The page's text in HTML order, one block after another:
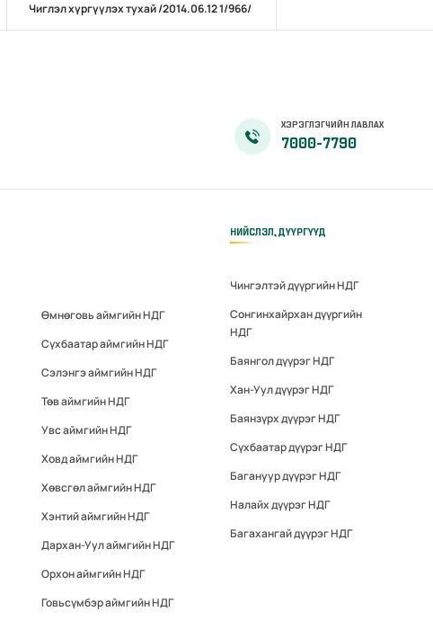
Чиглэл хүргүүлэх тухай /2014.06.12 1/966/
ХЭРЭГЛЭГЧИЙН ЛАВЛАХ
7000-7790
Өмнөговь аймгийн НДГ
Сүхбаатар аймгийн НДГ
Сэлэнгэ аймгийн НДГ
Төв аймгийн НДГ
Увс аймгийн НДГ
Ховд аймгийн НДГ
Хөвсгөл аймгийн НДГ
Хэнтий аймгийн НДГ
Дархан-Уул аймгийн НДГ
Орхон аймгийн НДГ
Говьсүмбэр аймгийн НДГ
НИЙСЛЭЛ, ДҮҮРГҮҮД
Чингэлтэй дүүргийн НДГ
Сонгинхайрхан дүүргийн
НДГ
Баянгол дүүрэг НДГ
Хан-Уул дүүрэг НДГ
Баянзүрх дүүрэг НДГ
Сүхбаатар дүүрэг НДГ
Багануур дүүрэг НДГ
Налайх дүүрэг НДГ
Багахангай дүүрэг НДГ